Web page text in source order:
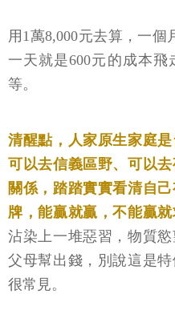
用1萬8,000元去算，一個
一天就是600元的成本
等。
清醒點，人家原生家庭
可以去信義區野、可以
關係，踏踏實實看清自
牌，能贏就贏，不能贏就
沾染上一堆惡習，物質
父母幫出錢，別說這是
很常見。